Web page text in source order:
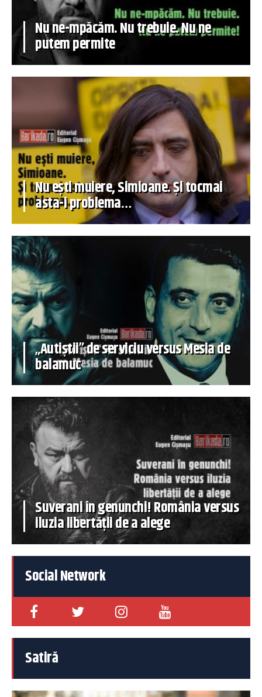
Nu ne-mpăcăm. Nu trebuie. Nu ne
putem permite
Nu ești muiere, Simioane. Și tocmai
asta-i problema…
„Autiștii” de serviciu versus Mesia de
balamuc
Suverani în genunchi! România versus
iluzia libertății de a alege
Social Network
Satiră